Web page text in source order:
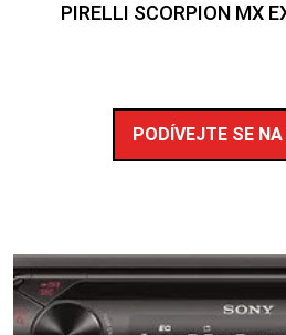
PIRELLI SCORPION MX
PODÍVEJTE SE